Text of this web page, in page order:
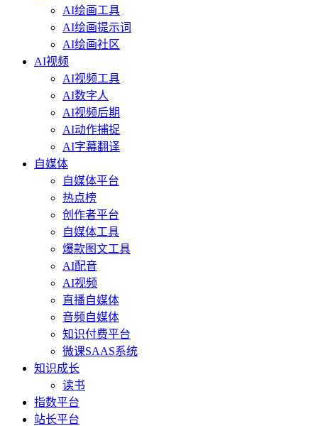
AI绘画工具
AI绘画提示词
AI绘画社区
AI视频
AI视频工具
AI数字人
AI视频后期
AI动作捕捉
AI字幕翻译
自媒体
自媒体平台
热点榜
创作者平台
自媒体工具
爆款图文工具
AI配音
AI视频
直播自媒体
音频自媒体
知识付费平台
微课SAAS系统
知识成长
读书
指数平台
站长平台